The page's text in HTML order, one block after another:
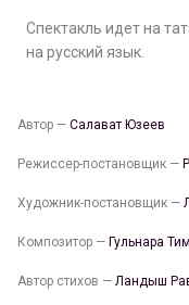
Спектакль идет на
на русский язык.
Автор — Салават Юзеев
Режиссер-постановщик —
Художник-постановщик —
Композитор — Гульнара
Автор стихов — Ландыш